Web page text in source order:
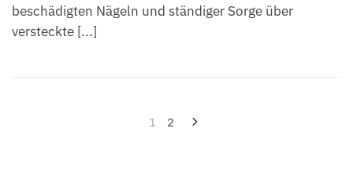
beschädigten Nägeln und ständiger Sorge über
versteckte [...]
Seitennummerierung
1 2